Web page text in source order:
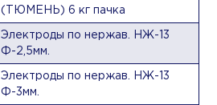
(ТЮМЕНЬ) 6 кг пачка
Электроды по нержав. НЖ-13
Ф-2,5мм.
Электроды по нержав. НЖ-13
Ф-3мм.